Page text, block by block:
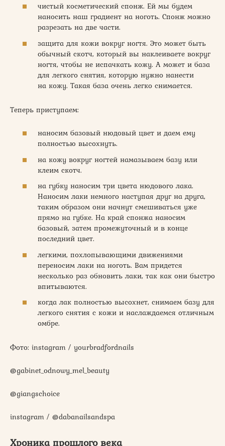
чистый косметический спонж. Ей мы будем
наносить наш градиент на ноготь. Спонж можно
разрезать на две части.
защита для кожи вокруг ногтя. Это может быть
обычный скотч, который вы наклеиваете вокруг
ногтя, чтобы не испачкать кожу. А может и база
для легкого снятия, которую нужно нанести
на кожу. Такая база очень легко снимается.
Теперь приступаем:
наносим базовый нюдовый цвет и даем ему
полностью высохнуть.
на кожу вокруг ногтей намазываем базу или
клеим скотч.
на губку наносим три цвета нюдового лака.
Наносим лаки немного наступая друг на друга,
таким образом они начнут смешиваться уже
прямо на губке. На край спонжа наносим
базовый, затем промежуточный и в конце
последний цвет.
легкими, похлопывающими движениями
переносим лаки на ноготь. Вам придется
несколько раз обновить лаки, так как они быстро
впитываются.
когда лак полностью высохнет, снимаем базу для
легкого снятия с кожи и наслаждаемся отличным
омбре.
Фото: instagram / yourbradfordnails
@gabinet_odnowy_mel_beauty
@giangschoice
instagram / @dabanailsandspa
Хроника прошлого века